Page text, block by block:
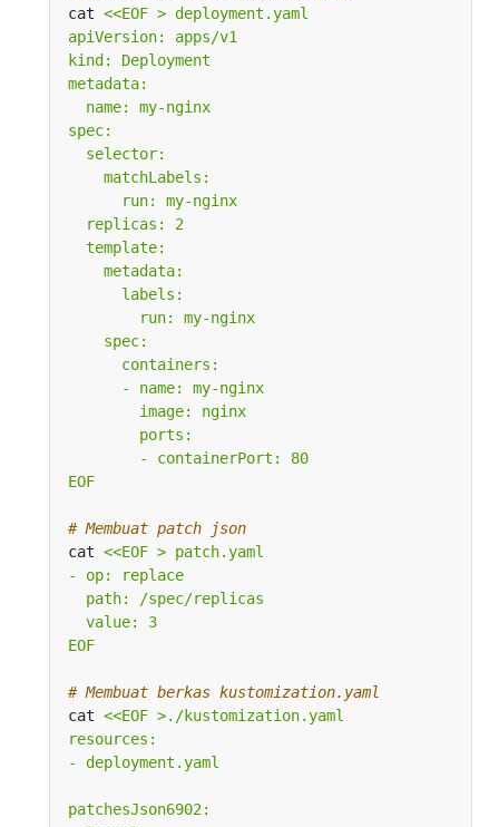
cat
EOF
# Membuat patch json
cat
EOF
# Membuat berkas kustomization.yaml
cat